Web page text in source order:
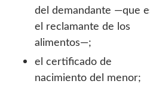
del demandante —que
el reclamante de los
alimentos—;
el certificado de
nacimiento del menor;